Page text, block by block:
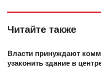
Читайте также
Власти принуждают
узаконить здание в